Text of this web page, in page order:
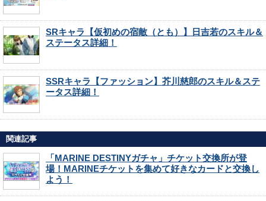
SRキャラ【仮初めの宿敵（とも）】日吉若のスキル＆
ステータス詳細！
SSRキャラ【ファッション】芥川慈郎のスキル＆ステ
ータス詳細！
関連記事
「MARINE DESTINYガチャ」チケット交換所が登
場！MARINEチケットを集めて好きなカードと交換し
よう！